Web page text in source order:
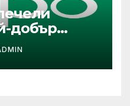
добър
на
of the Year